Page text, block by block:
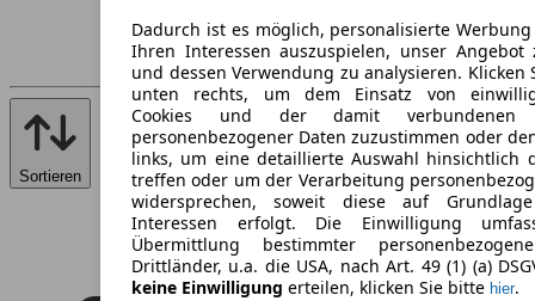
Sortieren
Dadurch ist es möglich, personalisierte
Ihren Interessen auszuspielen, unser Angebot
und dessen Verwendung zu analysieren. Klicken
unten rechts, um dem Einsatz von
Cookies und der damit verbundenen
personenbezogener Daten zuzustimmen oder
links, um eine detaillierte Auswahl hinsichtlich
treffen oder um der Verarbeitung
widersprechen, soweit diese auf
Interessen erfolgt. Die Einwilligung
Übermittlung bestimmter
Drittländer, u.a. die USA, nach Art. 49 (1) (a)
keine Einwilligung erteilen, klicken Sie bitte hier.